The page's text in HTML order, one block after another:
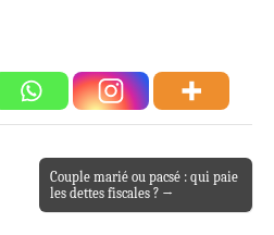
Couple marié ou pacsé : qui paie
les dettes fiscales ? →